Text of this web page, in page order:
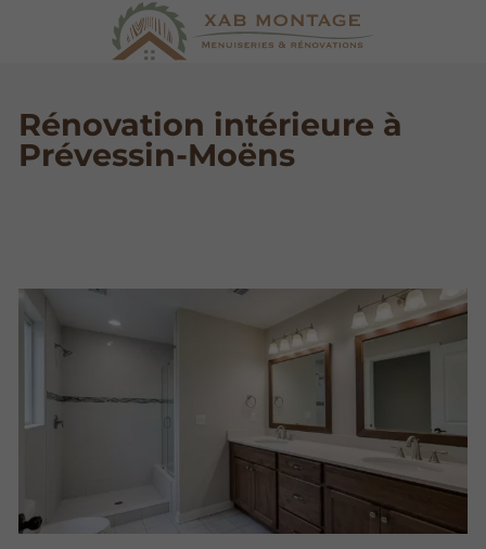
Rénovation intérieure à
Prévessin-Moëns